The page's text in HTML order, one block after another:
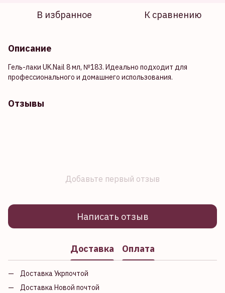
В избранное К сравнению
Описание
Гель-лаки UK.Nail 8 мл, №183. Идеально подходит для
профессионального и домашнего использования.
Отзывы
Добавьте первый отзыв
Написать отзыв
Доставка Оплата
Доставка Укрпочтой
Доставка Новой почтой